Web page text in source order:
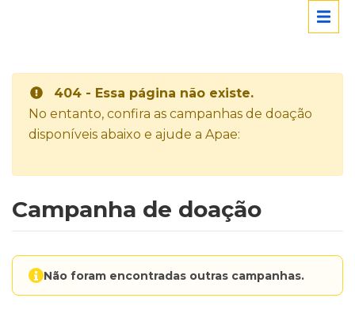
404 - Essa página não existe.
No entanto, confira as campanhas de doação
disponíveis abaixo e ajude a Apae:
Campanha de doação
Não foram encontradas outras campanhas.